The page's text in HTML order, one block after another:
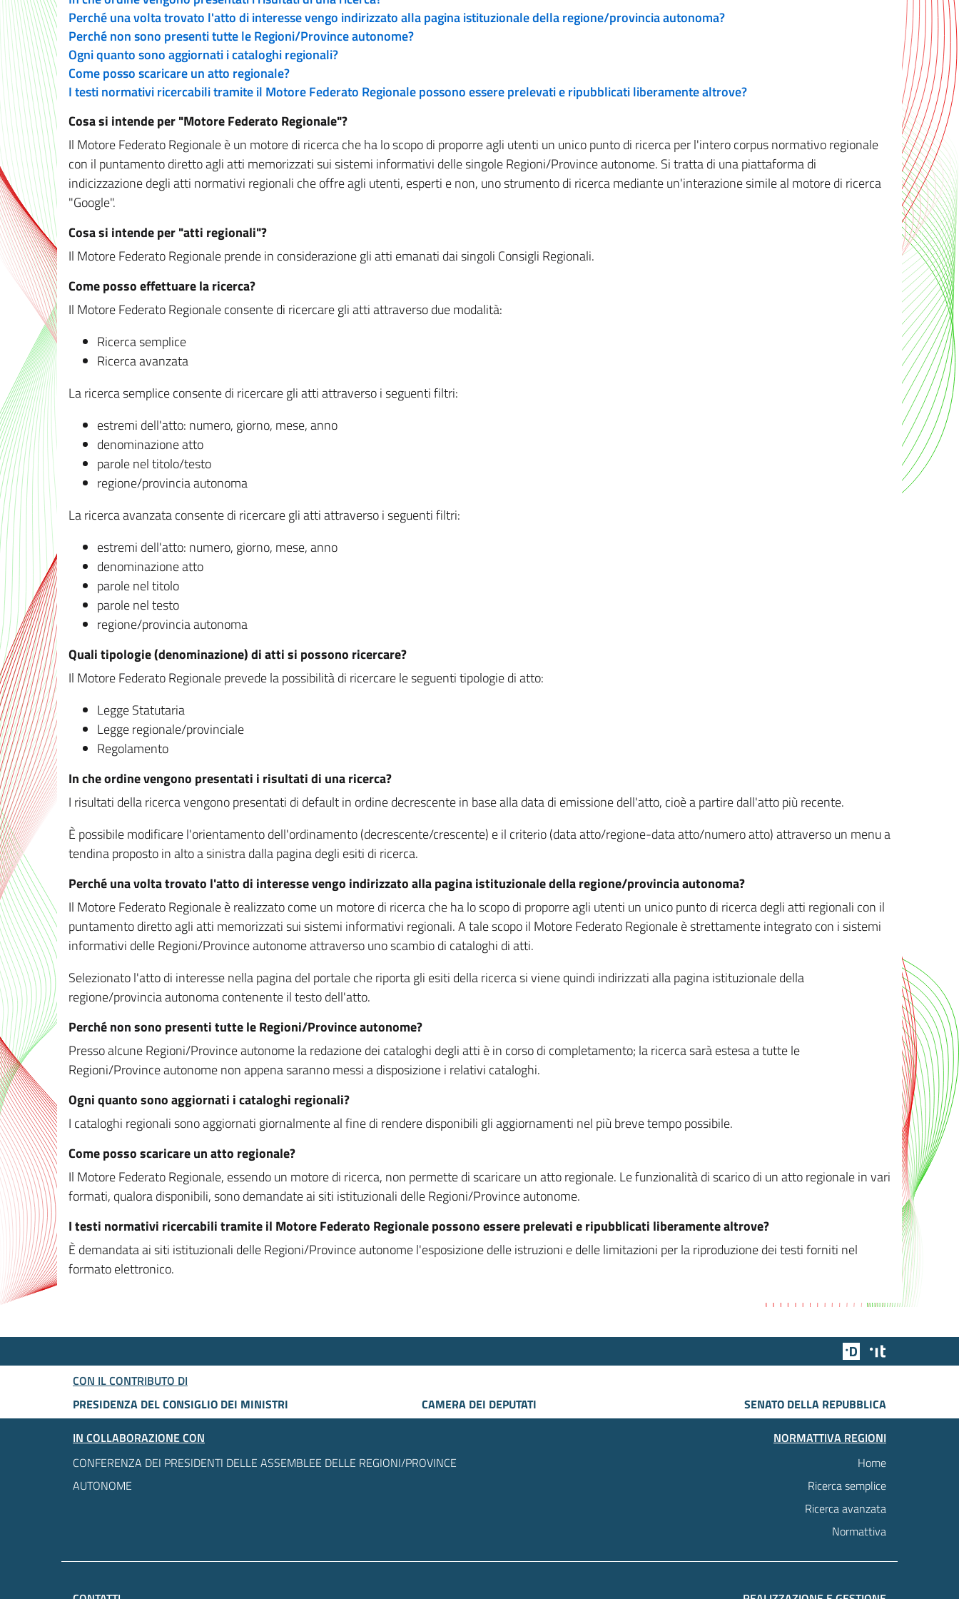
Perché una volta trovato l'atto di interesse vengo indirizzato alla pagina istituzionale della regione/provincia autonoma?
Perché non sono presenti tutte le Regioni/Province autonome?
Ogni quanto sono aggiornati i cataloghi regionali?
Come posso scaricare un atto regionale?
I testi normativi ricercabili tramite il Motore Federato Regionale possono essere prelevati e ripubblicati liberamente altrove?
Cosa si intende per "Motore Federato Regionale"?
Il Motore Federato Regionale è un motore di ricerca che ha lo scopo di proporre agli utenti un unico punto di ricerca per l'intero corpus normativo regionale
con il puntamento diretto agli atti memorizzati sui sistemi informativi delle singole Regioni/Province autonome. Si tratta di una piattaforma di
indicizzazione degli atti normativi regionali che offre agli utenti, esperti e non, uno strumento di ricerca mediante un'interazione simile al motore di ricerca
"Google".
Cosa si intende per "atti regionali"?
Il Motore Federato Regionale prende in considerazione gli atti emanati dai singoli Consigli Regionali.
Come posso effettuare la ricerca?
Il Motore Federato Regionale consente di ricercare gli atti attraverso due modalità:
Ricerca semplice
Ricerca avanzata
La ricerca semplice consente di ricercare gli atti attraverso i seguenti filtri:
estremi dell'atto: numero, giorno, mese, anno
denominazione atto
parole nel titolo/testo
regione/provincia autonoma
La ricerca avanzata consente di ricercare gli atti attraverso i seguenti filtri:
estremi dell'atto: numero, giorno, mese, anno
denominazione atto
parole nel titolo
parole nel testo
regione/provincia autonoma
Quali tipologie (denominazione) di atti si possono ricercare?
Il Motore Federato Regionale prevede la possibilità di ricercare le seguenti tipologie di atto:
Legge Statutaria
Legge regionale/provinciale
Regolamento
In che ordine vengono presentati i risultati di una ricerca?
I risultati della ricerca vengono presentati di default in ordine decrescente in base alla data di emissione dell'atto, cioè a partire dall'atto più recente.
È possibile modificare l'orientamento dell'ordinamento (decrescente/crescente) e il criterio (data atto/regione-data atto/numero atto) attraverso un menu a
tendina proposto in alto a sinistra dalla pagina degli esiti di ricerca.
Perché una volta trovato l'atto di interesse vengo indirizzato alla pagina istituzionale della regione/provincia autonoma?
Il Motore Federato Regionale è realizzato come un motore di ricerca che ha lo scopo di proporre agli utenti un unico punto di ricerca degli atti regionali con il
puntamento diretto agli atti memorizzati sui sistemi informativi regionali. A tale scopo il Motore Federato Regionale è strettamente integrato con i sistemi
informativi delle Regioni/Province autonome attraverso uno scambio di cataloghi di atti.
Selezionato l'atto di interesse nella pagina del portale che riporta gli esiti della ricerca si viene quindi indirizzati alla pagina istituzionale della
regione/provincia autonoma contenente il testo dell'atto.
Perché non sono presenti tutte le Regioni/Province autonome?
Presso alcune Regioni/Province autonome la redazione dei cataloghi degli atti è in corso di completamento; la ricerca sarà estesa a tutte le
Regioni/Province autonome non appena saranno messi a disposizione i relativi cataloghi.
Ogni quanto sono aggiornati i cataloghi regionali?
I cataloghi regionali sono aggiornati giornalmente al fine di rendere disponibili gli aggiornamenti nel più breve tempo possibile.
Come posso scaricare un atto regionale?
Il Motore Federato Regionale, essendo un motore di ricerca, non permette di scaricare un atto regionale. Le funzionalità di scarico di un atto regionale in vari
formati, qualora disponibili, sono demandate ai siti istituzionali delle Regioni/Province autonome.
I testi normativi ricercabili tramite il Motore Federato Regionale possono essere prelevati e ripubblicati liberamente altrove?
È demandata ai siti istituzionali delle Regioni/Province autonome l'esposizione delle istruzioni e delle limitazioni per la riproduzione dei testi forniti nel
formato elettronico.
Team Digitale
CON IL CONTRIBUTO DI
PRESIDENZA DEL CONSIGLIO DEI MINISTRI
CAMERA DEI DEPUTATI
SENATO DELLA REPUBBLICA
IN COLLABORAZIONE CON
CONFERENZA DEI PRESIDENTI DELLE ASSEMBLEE DELLE REGIONI/PROVINCE
AUTONOME
NORMATTIVA REGIONI
Home
Ricerca semplice
Ricerca avanzata
Normattiva